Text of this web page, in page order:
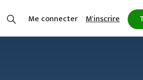
Me connecter M'inscrire